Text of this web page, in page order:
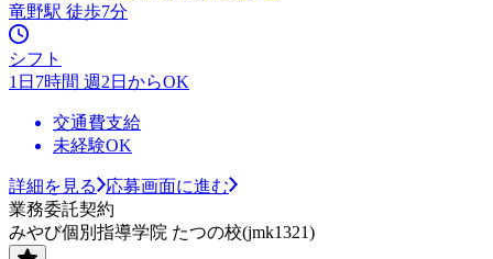
竜野駅 徒歩7分
シフト
1日7時間 週2日からOK
交通費支給
未経験OK
詳細を見る
応募画面に進む
業務委託契約
みやび個別指導学院 たつの校(jmk1321)